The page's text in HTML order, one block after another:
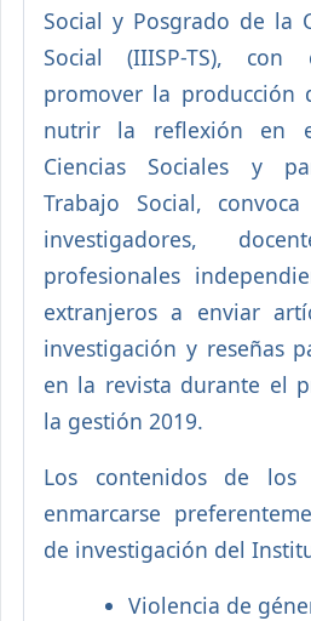
Social y Posgrado de la
Social (IIISP-TS),
promover la producción
nutrir la reflexión en
Ciencias Sociales y
Trabajo Social,
investigadores,
profesionales
extranjeros a enviar
investigación y reseñas
en la revista durante el
la gestión 2019.
Los contenidos de los
enmarcarse
de investigación del
Violencia de